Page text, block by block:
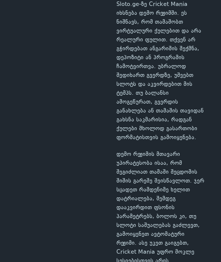
Sloto.ge-ზე Cricket Mania
იხსნება დემო რეჟიმში. ეს
ნიშნავს, რომ თამაშობთ
ვირტუალური ქულებით და არა
რეალური ფულით. თქვენ არ
გჭირდებათ ანგარიშის შექმნა,
დეპოზიტი ან პროგრამის
ჩამოტვირთვა. უბრალოდ
შედიხართ გვერდზე, უშვებთ
სლოტს და აკვირდებით მის
ტემპს. თუ ბალანსი
ამოგეწურათ, გვერდის
განახლება ან თამაშის თავიდან
გახსნა საკმარისია, რადგან
ქულები მხოლოდ გასართობი
ფორმატისთვის გამოიყენება.
დემო რეჟიმის მთავარი
უპირატესობა ისაა, რომ
შეგიძლიათ თამაში შეცდომის
შიშის გარეშე შეისწავლოთ. ჯერ
სცადეთ რამდენიმე ხელით
დატრიალება, შემდეგ
დააკვირდით ფსონის
პარამეტრებს, ბოლოს კი, თუ
სლოტი საშუალებას გაძლევთ,
გამოიყენეთ ავტომატური
რეჟიმი. ასე უკეთ გაიგებთ,
Cricket Mania უფრო მოკლე